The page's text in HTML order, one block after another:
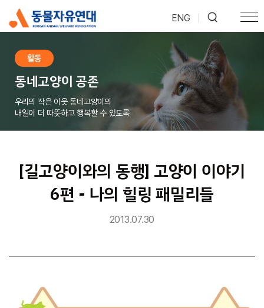
ENG
활동
동네고양이 공존
우리의 작은 이웃 동네고양이의
내일이 더 따뜻하고 행복할 수 있도록
[길고양이와의 동행] 고양이 이야기
6편 - 나의 힐링 패밀리들
2013.07.30